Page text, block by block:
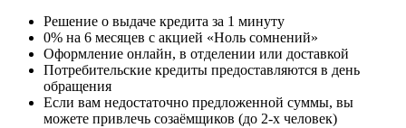
Решение о выдаче кредита за 1 минуту
0% на 6 месяцев с акцией «Ноль сомнений»
Оформление онлайн, в отделении или доставкой
Потребительские кредиты предоставляются в день
обращения
Если вам недостаточно предложенной суммы, вы
можете привлечь созаёмщиков (до 2-х человек)